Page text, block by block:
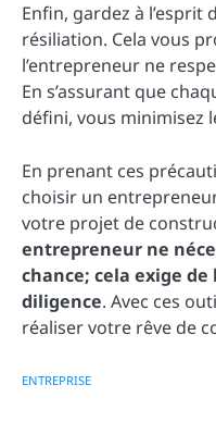
Enfin, gardez à l’esprit
résiliation. Cela vous
l’entrepreneur ne
En s’assurant que
défini, vous minimisez
En prenant ces
choisir un
votre projet de
entrepreneur ne
chance; cela exige
diligence. Avec ces
réaliser votre rêve de
ENTREPRISE